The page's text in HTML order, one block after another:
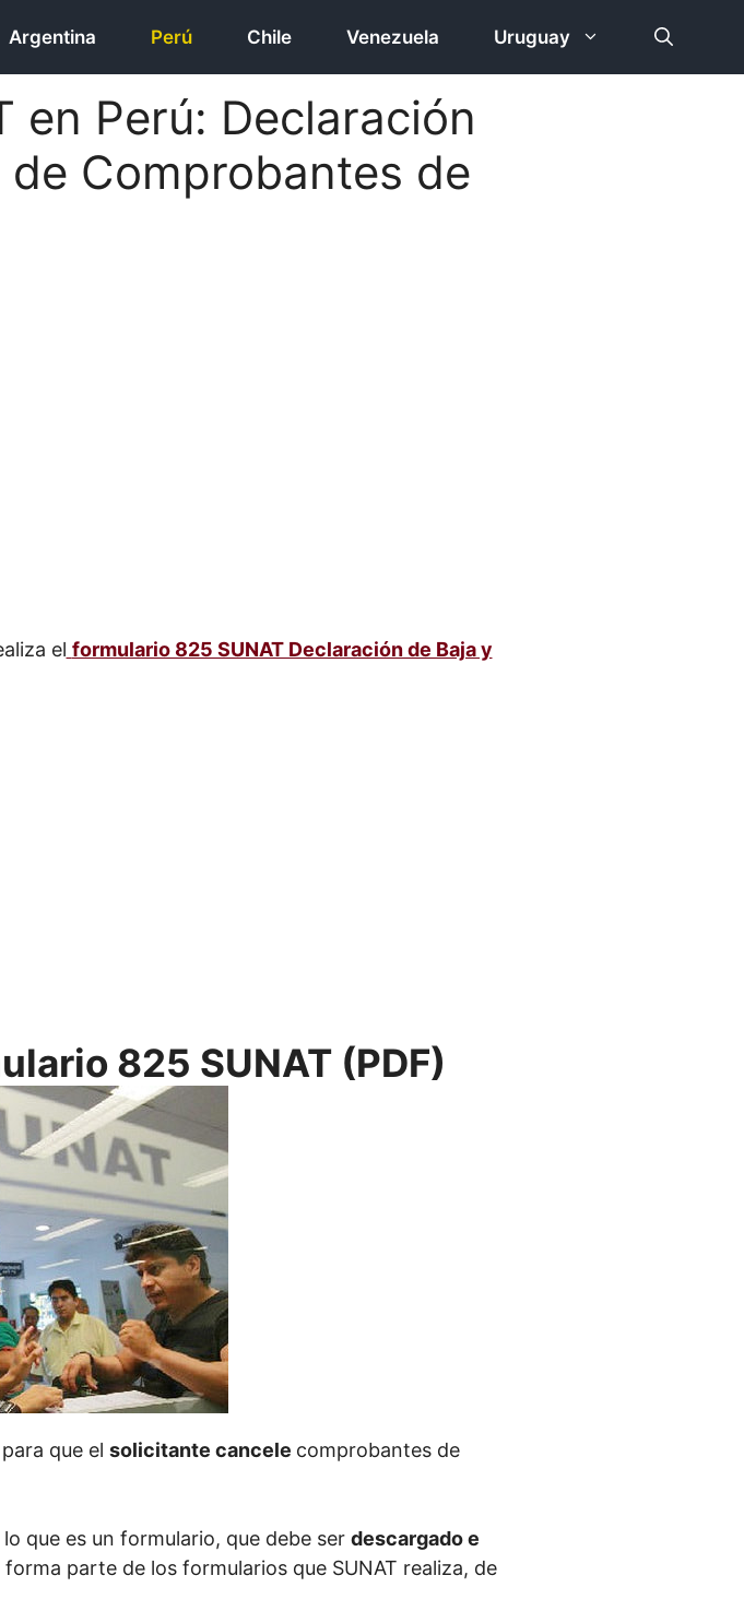
Argentina Perú Chile Venezuela Uruguay
en Perú: Declaración
Comprobantes de
el formulario 825 SUNAT Declaración de Baja y
825 SUNAT (PDF)
que el solicitante cancele comprobantes de
que es un formulario, que debe ser descargado e
parte de los formularios que SUNAT realiza, de